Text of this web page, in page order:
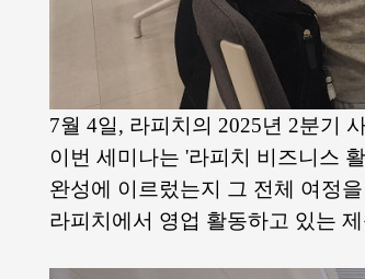
7월 4일, 라피치의 2025년 2분기
이번 세미나는 '라피치 비즈니스
완성에 이르렀는지 그 전체 여정
라피치에서 영업 활동하고 있는